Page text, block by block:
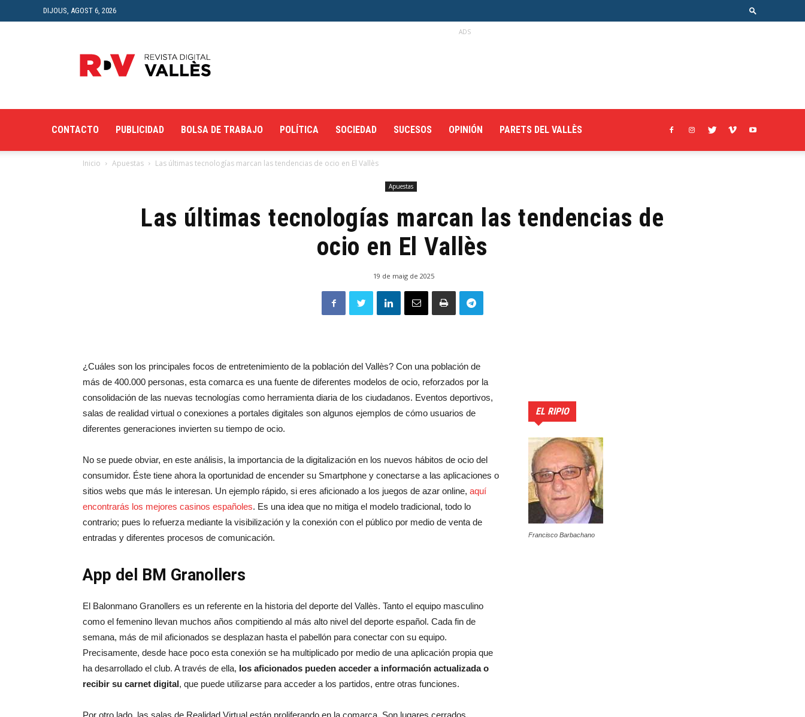
DIJOUS, AGOST 6, 2026
Digital
del
ADS
CONTACTO PUBLICIDAD BOLSA DE TRABAJO POLÍTICA SOCIEDAD SUCESOS OPINIÓN PARETS DEL VALLÈS
Inicio Apuestas Las últimas tecnologías marcan las tendencias de ocio en El Vallès
Apuestas
Las últimas tecnologías marcan las tendencias de
ocio en El Vallès
19 de maig de 2025
¿Cuáles son los principales focos de entretenimiento de la población del Vallès? Con una población de
más de 400.000 personas, esta comarca es una fuente de diferentes modelos de ocio, reforzados por la
consolidación de las nuevas tecnologías como herramienta diaria de los ciudadanos. Eventos deportivos,
salas de realidad virtual o conexiones a portales digitales son algunos ejemplos de cómo usuarios de
diferentes generaciones invierten su tiempo de ocio.
No se puede obviar, en este análisis, la importancia de la digitalización en los nuevos hábitos de ocio del
consumidor. Éste tiene ahora la oportunidad de encender su Smartphone y conectarse a las aplicaciones o
sitios webs que más le interesan. Un ejemplo rápido, si eres aficionado a los juegos de azar online, aquí
encontrarás los mejores casinos españoles. Es una idea que no mitiga el modelo tradicional, todo lo
contrario; pues lo refuerza mediante la visibilización y la conexión con el público por medio de venta de
entradas y diferentes procesos de comunicación.
App del BM Granollers
El Balonmano Granollers es un referente en la historia del deporte del Vallès. Tanto el equipo masculino
como el femenino llevan muchos años compitiendo al más alto nivel del deporte español. Cada fin de
semana, más de mil aficionados se desplazan hasta el pabellón para conectar con su equipo.
Precisamente, desde hace poco esta conexión se ha multiplicado por medio de una aplicación propia que
ha desarrollado el club. A través de ella, los aficionados pueden acceder a información actualizada o
recibir su carnet digital, que puede utilizarse para acceder a los partidos, entre otras funciones.
Por otro lado, las salas de Realidad Virtual están proliferando en la comarca. Son lugares cerrados,
EL RIPIO
Francisco Barbachano